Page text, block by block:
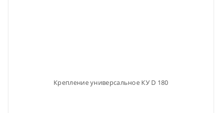
Крепление универсальное КУ D 180